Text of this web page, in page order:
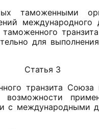
таможенными
для
Статья 3
транзита
с международными